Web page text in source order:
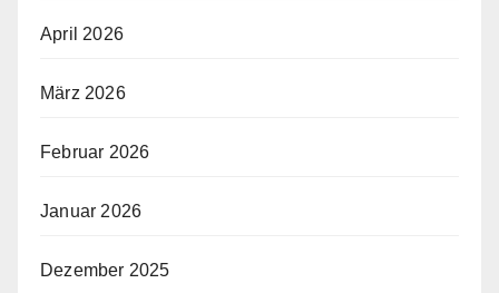
April 2026
März 2026
Februar 2026
Januar 2026
Dezember 2025